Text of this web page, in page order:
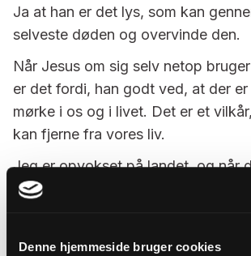
Denne hjemmeside bruger cookies
Ja at han er det lys, som kan
selveste døden og overvinde den.
Når Jesus om sig selv netop
er det fordi, han godt ved, at der
mørke i os og i livet. Det er et
kan fjerne fra vores liv.
Jeg er opvokset på landet, og når
det virkelig mørkt. Du kan ikke